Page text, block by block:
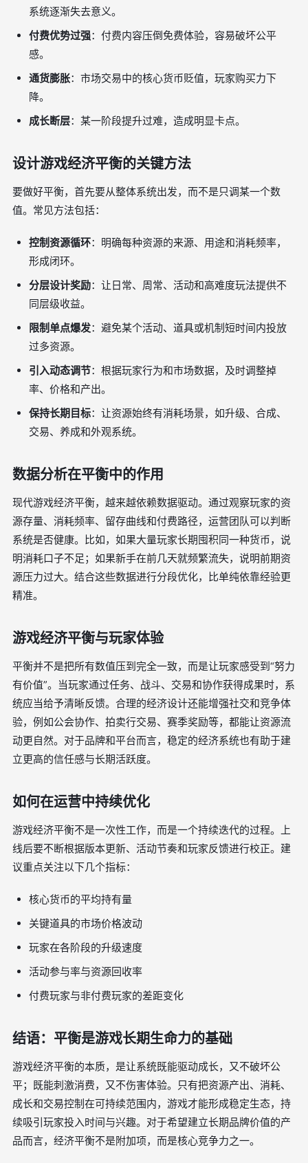
系统逐渐失去意义。
付费优势过强：付费内容压倒免费体验，容易破坏公平
感。
通货膨胀：市场交易中的核心货币贬值，玩家购买力下
降。
成长断层：某一阶段提升过难，造成明显卡点。
设计游戏经济平衡的关键方法
要做好平衡，首先要从整体系统出发，而不是只调某一个数
值。常见方法包括：
控制资源循环：明确每种资源的来源、用途和消耗频率，
形成闭环。
分层设计奖励：让日常、周常、活动和高难度玩法提供不
同层级收益。
限制单点爆发：避免某个活动、道具或机制短时间内投放
过多资源。
引入动态调节：根据玩家行为和市场数据，及时调整掉
率、价格和产出。
保持长期目标：让资源始终有消耗场景，如升级、合成、
交易、养成和外观系统。
数据分析在平衡中的作用
现代游戏经济平衡，越来越依赖数据驱动。通过观察玩家的资
源存量、消耗频率、留存曲线和付费路径，运营团队可以判断
系统是否健康。比如，如果大量玩家长期囤积同一种货币，说
明消耗口子不足；如果新手在前几天就频繁流失，说明前期资
源压力过大。结合这些数据进行分段优化，比单纯依靠经验更
精准。
游戏经济平衡与玩家体验
平衡并不是把所有数值压到完全一致，而是让玩家感受到“努力
有价值”。当玩家通过任务、战斗、交易和协作获得成果时，系
统应当给予清晰反馈。合理的经济设计还能增强社交和竞争体
验，例如公会协作、拍卖行交易、赛季奖励等，都能让资源流
动更自然。对于品牌和平台而言，稳定的经济系统也有助于建
立更高的信任感与长期活跃度。
如何在运营中持续优化
游戏经济平衡不是一次性工作，而是一个持续迭代的过程。上
线后要不断根据版本更新、活动节奏和玩家反馈进行校正。建
议重点关注以下几个指标：
核心货币的平均持有量
关键道具的市场价格波动
玩家在各阶段的升级速度
活动参与率与资源回收率
付费玩家与非付费玩家的差距变化
结语：平衡是游戏长期生命力的基础
游戏经济平衡的本质，是让系统既能驱动成长，又不破坏公
平；既能刺激消费，又不伤害体验。只有把资源产出、消耗、
成长和交易控制在可持续范围内，游戏才能形成稳定生态，持
续吸引玩家投入时间与兴趣。对于希望建立长期品牌价值的产
品而言，经济平衡不是附加项，而是核心竞争力之一。